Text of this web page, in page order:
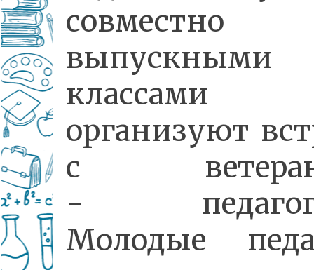
выпускными
классами
организуют
с
-
Молодые